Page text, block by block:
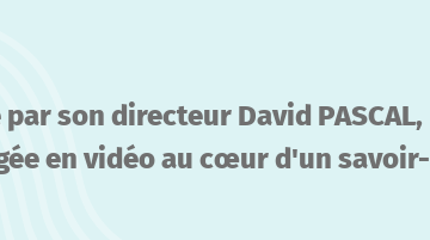
son directeur David PASCAL,
en vidéo au cœur d'un savoir-